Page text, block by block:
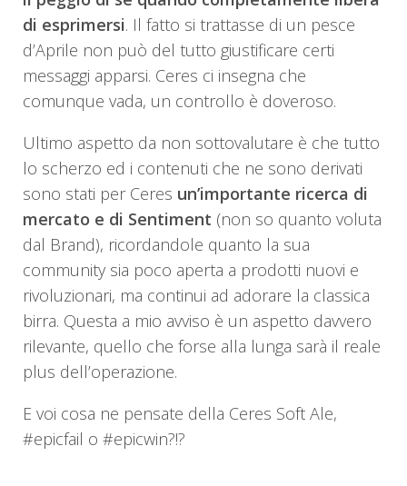
di esprimersi. Il fatto si trattasse di un pesce
d’Aprile non può del tutto giustificare certi
messaggi apparsi. Ceres ci insegna che
comunque vada, un controllo è doveroso.
Ultimo aspetto da non sottovalutare è che tutto
lo scherzo ed i contenuti che ne sono derivati
sono stati per Ceres un’importante ricerca di
mercato e di Sentiment (non so quanto voluta
dal Brand), ricordandole quanto la sua
community sia poco aperta a prodotti nuovi e
rivoluzionari, ma continui ad adorare la classica
birra. Questa a mio avviso è un aspetto davvero
rilevante, quello che forse alla lunga sarà il reale
plus dell’operazione.
E voi cosa ne pensate della Ceres Soft Ale,
#epicfail o #epicwin?!?